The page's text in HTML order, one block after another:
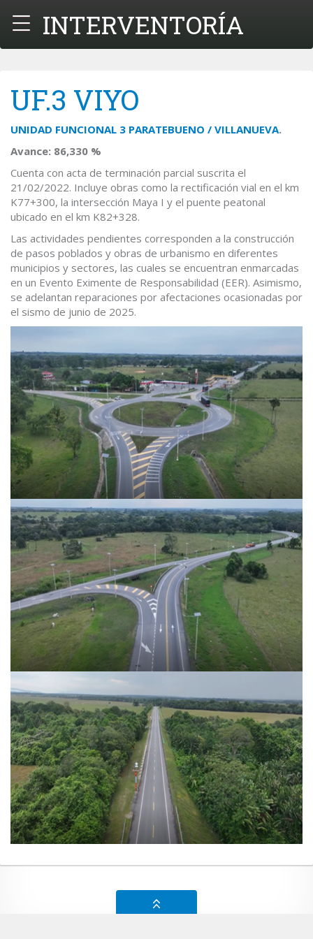
MenúINTERVENTORÍA
UF.3 VIYO
UNIDAD FUNCIONAL 3 PARATEBUENO / VILLANUEVA.
Avance: 86,330 %
Cuenta con acta de terminación parcial suscrita el
21/02/2022. Incluye obras como la rectificación vial en el km
K77+300, la intersección Maya I y el puente peatonal
ubicado en el km K82+328.
Las actividades pendientes corresponden a la construcción
de pasos poblados y obras de urbanismo en diferentes
municipios y sectores, las cuales se encuentran enmarcadas
en un Evento Eximente de Responsabilidad (EER). Asimismo,
se adelantan reparaciones por afectaciones ocasionadas por
el sismo de junio de 2025.
Ir arriba